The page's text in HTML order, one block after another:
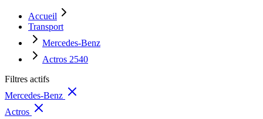
Accueil
Transport
Mercedes-Benz
Actros 2540
Filtres actifs
Mercedes-Benz
Actros